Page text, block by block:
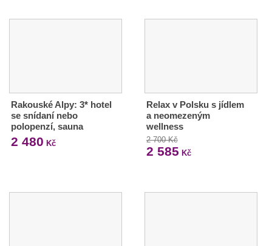
Rakouské Alpy: 3* hotel
se snídaní nebo
polopenzí, sauna
2 480 Kč
Relax v Polsku s jídlem
a neomezeným
wellness
2 700 Kč
2 585 Kč